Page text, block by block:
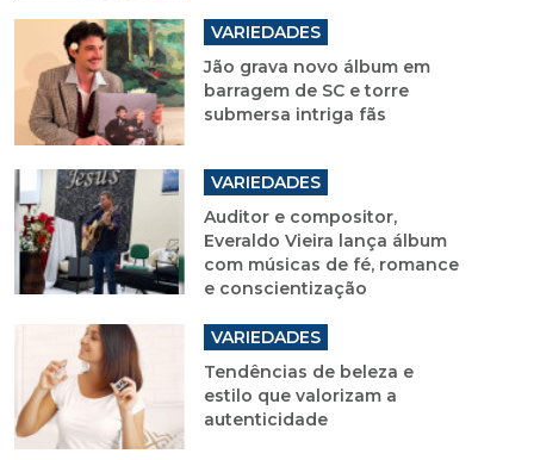
VARIEDADES
Jão grava novo álbum em
barragem de SC e torre
submersa intriga fãs
VARIEDADES
Auditor e compositor,
Everaldo Vieira lança álbum
com músicas de fé, romance
e conscientização
VARIEDADES
Tendências de beleza e
estilo que valorizam a
autenticidade